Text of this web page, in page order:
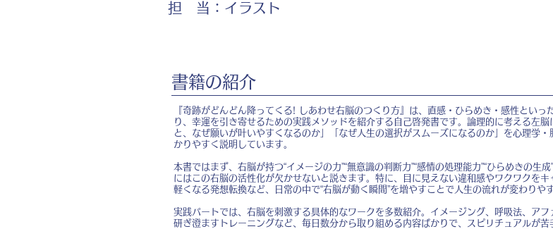
担 当： イラスト
書籍の紹介
『奇跡がどんどん降ってくる! しあわせ右脳のつくり方』は、直感・ひらめき・感性といっ
り、幸運を引き寄せるための実践メソッドを紹介する自己啓発書です。論理的に考える左
と、なぜ願いが叶いやすくなるのか」「なぜ人生の選択がスムーズになるのか」を心理学
かりやすく説明しています。
本書ではまず、右脳が持つ“イメージの力”“無意識の判断力”“感情の処理能力”“ひらめきの生
にはこの右脳の活性化が欠かせないと説きます。特に、目に見えない違和感やワクワクを
軽くなる発想転換など、日常の中で“右脳が動く瞬間”を増やすことで人生の流れが変わりや
実践パートでは、右脳を刺激する具体的なワークを多数紹介。イメージング、呼吸法、ア
研ぎ澄ますトレーニングなど、毎日数分から取り組める内容ばかりで、スピリチュアルが